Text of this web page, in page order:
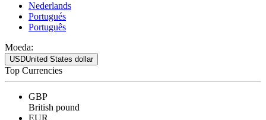
Nederlands
Portugués
Português
Moeda:
USDUnited States dollar
Top Currencies
GBP
British pound
EUR